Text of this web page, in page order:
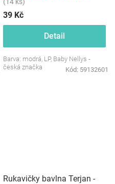
39 Kč
Detail
Barva: modrá, LP, Baby Nellys -
česká značka
Kód: 59132601
Rukavičky bavlna Terjan -